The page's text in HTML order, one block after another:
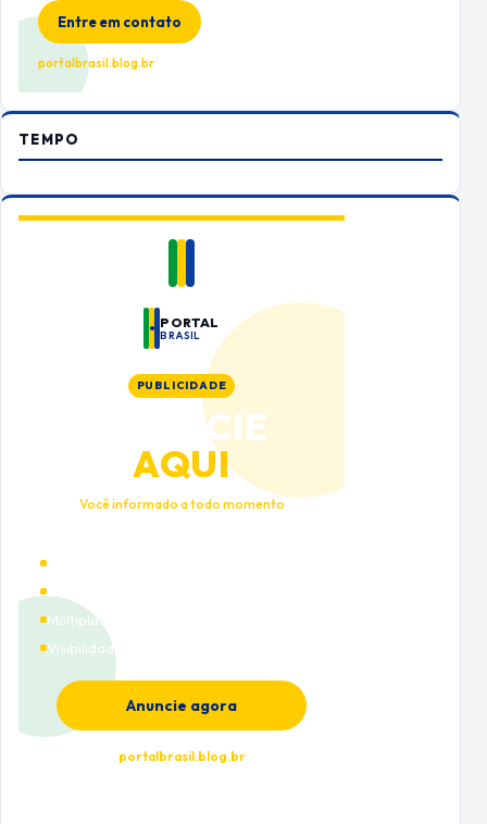
Entre em contato
portalbrasil.blog.br
TEMPO
PORTAL
BRASIL
PUBLICIDADE
ANUNCIE
AQUI
Você informado a todo momento
Cobertura nacional
Múltiplas categorias
Visibilidade premium
Anuncie agora
portalbrasil.blog.br